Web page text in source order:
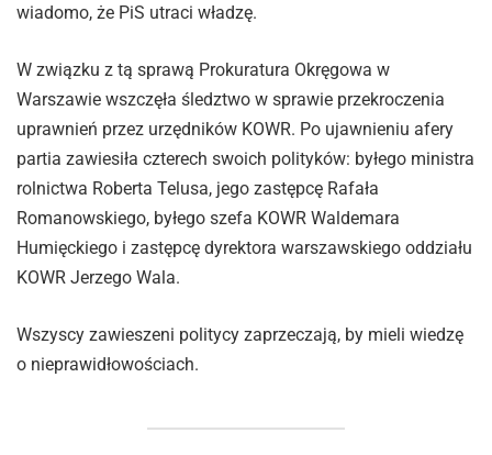
wiadomo, że PiS utraci władzę.
W związku z tą sprawą Prokuratura Okręgowa w
Warszawie wszczęła śledztwo w sprawie przekroczenia
uprawnień przez urzędników KOWR. Po ujawnieniu afery
partia zawiesiła czterech swoich polityków: byłego ministra
rolnictwa Roberta Telusa, jego zastępcę Rafała
Romanowskiego, byłego szefa KOWR Waldemara
Humięckiego i zastępcę dyrektora warszawskiego oddziału
KOWR Jerzego Wala.
Wszyscy zawieszeni politycy zaprzeczają, by mieli wiedzę
o nieprawidłowościach.